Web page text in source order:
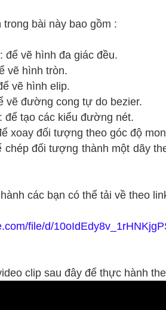
bài này bao gồm :
để vẽ hình đa giác đều.
vẽ hình tròn.
vẽ hình elip.
vẽ đường cong tự do bezier.
để tạo các kiểu đường nét.
xoay đối tượng theo góc độ
chép đối tượng thành một dãy
các bạn có thể tải về theo
file/d/
clip sau đây để thực hành